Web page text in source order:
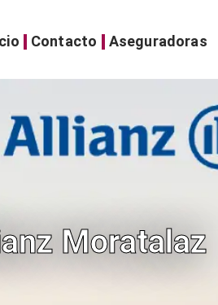
Contacto Aseguradoras
Moratalaz